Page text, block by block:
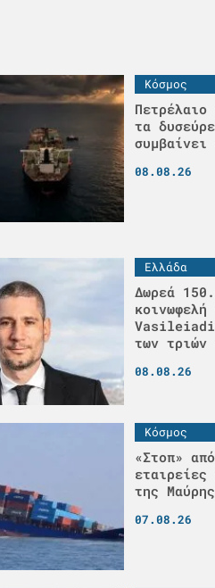
Κόσμος
τα
08.08.26
Ελλάδα
Δωρεά
κοινωφελή
των τριών
08.08.26
Κόσμος
«Στοπ»
της
07.08.26